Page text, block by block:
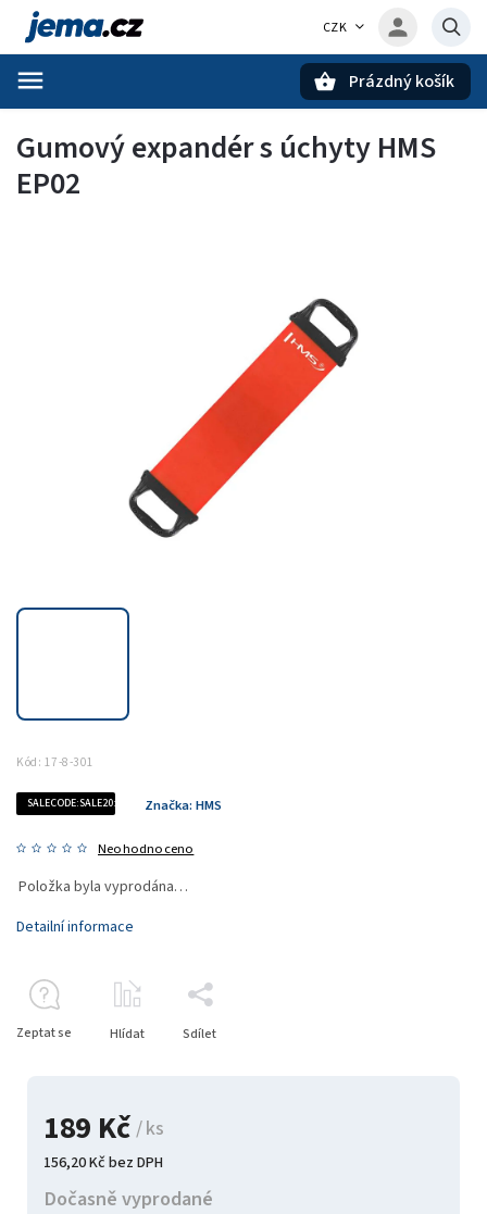
CZK
Prázdný košík
Gumový expandér s úchyty HMS
EP02
Kód: 17-8-301
SALECODE:SALE20:20:%
Neohodnoceno
Značka: HMS
189 Kč / ks
156,20 Kč bez DPH
Dočasně vyprodané
Položka byla vyprodána…
Detailní informace
Zeptat se Hlídat Sdílet